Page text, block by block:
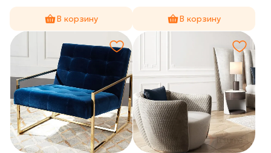
В корзину В корзину